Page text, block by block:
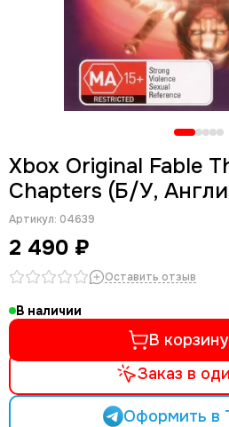
Xbox Original Fable
Chapters (Б/У,
Артикул: 04639
2 490 ₽
Оставить отзыв
В наличии
В корзину
Заказ в
Оформить в